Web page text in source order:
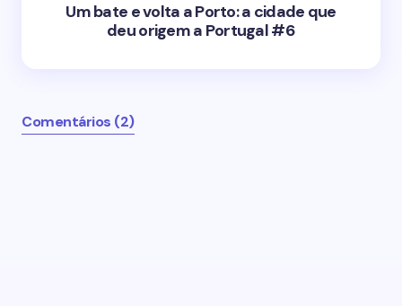
Um bate e volta a Porto: a cidade que
deu origem a Portugal #6
Comentários (2)